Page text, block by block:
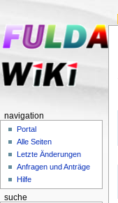
navigation
Portal
Alle Seiten
Letzte Änderungen
Anfragen und Anträge
Hilfe
suche